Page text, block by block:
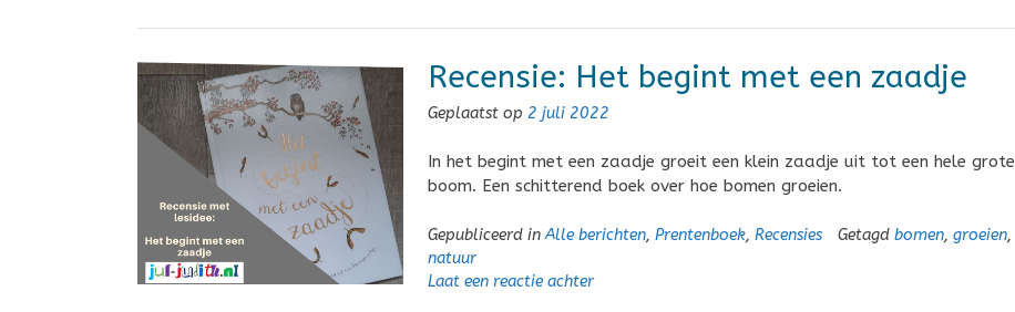
Recensie: Het begint met een zaadje
Geplaatst op 2 juli 2022
In het begint met een zaadje groeit een klein zaadje uit tot een hele grote
boom. Een schitterend boek over hoe bomen groeien.
Gepubliceerd inAlle berichten, Prentenboek, Recensies Getagd bomen, groeien,
natuur
Laat een reactie achter